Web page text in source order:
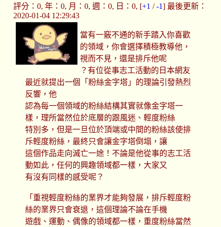
評分：0, 年：0, 月：0, 週：0, 日：0, [+1 /-1] 最後更新：
2020-01-04 12:29:43
當有一竅不通的新手踏入你喜歡
的領域，你會選擇積極教導他，
視而不見，還是排斥他呢
？有位從事志工活動的日本網友
最近就提出一個「粉絲金字塔」的理論引發熱烈
反響，他
認為每一個領域的粉絲結構其實就像金字塔一
樣，理所當然位於底層的跟風迷、輕度粉絲
特別多，但是一旦位於頂端或中間的粉絲該使排
斥輕度粉絲，最終只會讓金字塔倒塌，讓
這個作品走向滅亡一途！不論是他從事的志工活
動如此，任何的興趣領域都一樣，大家又
有沒有同樣的感受呢？
「重視輕度粉絲的業界才能夠發展，排斥輕度粉
絲的業界只會衰退，這個理論不論在手機
遊戲、運動、偶像的領域都一樣，重度粉絲當然